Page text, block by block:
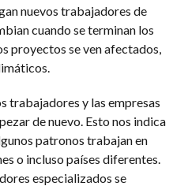
nuevos trabajadores de
cuando se terminan los
proyectos se ven afectados,
trabajadores y las empresas
de nuevo. Esto nos indica
patronos trabajan en
o incluso países diferentes.
especializados se